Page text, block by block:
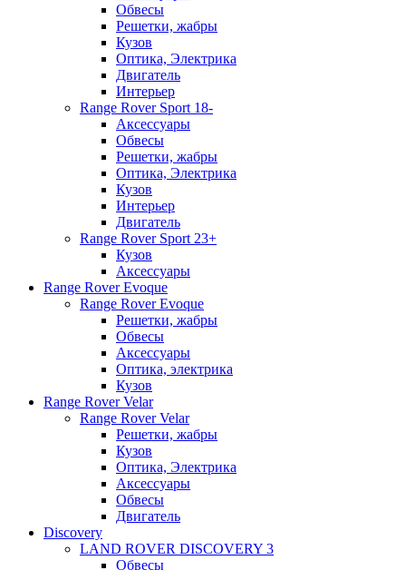
Обвесы
Решетки, жабры
Кузов
Оптика, Электрика
Двигатель
Интерьер
Range Rover Sport 18-
Аксессуары
Обвесы
Решетки, жабры
Оптика, Электрика
Кузов
Интерьер
Двигатель
Range Rover Sport 23+
Кузов
Аксессуары
Range Rover Evoque
Range Rover Evoque
Решетки, жабры
Обвесы
Аксессуары
Оптика, электрика
Кузов
Range Rover Velar
Range Rover Velar
Решетки, жабры
Кузов
Оптика, Электрика
Аксессуары
Обвесы
Двигатель
Discovery
LAND ROVER DISCOVERY 3
Обвесы